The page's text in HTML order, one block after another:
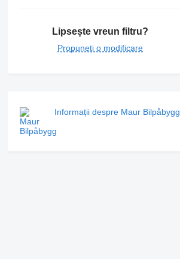
Lipsește vreun filtru?
Propuneți o modificare
Informații despre Maur Bilpåbygg